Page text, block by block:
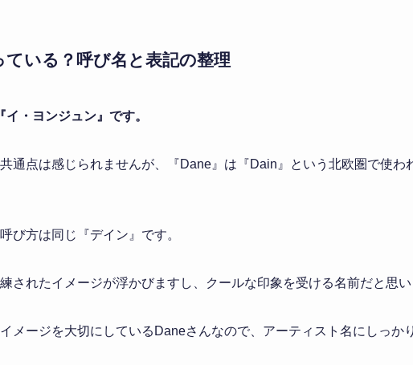
いる？呼び名と表記の整理
・ヨンジュン』です。
通点は感じられませんが、『Dane』は『Dain』という北欧圏で使わ
び方は同じ『デイン』です。
されたイメージが浮かびますし、クールな印象を受ける名前だと思い
メージを大切にしているDaneさんなので、アーティスト名にしっか